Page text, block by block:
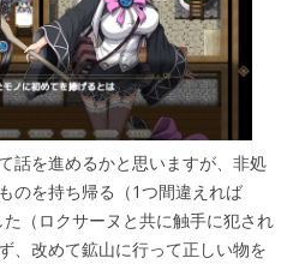
話を進めるかと思いますが、非処
のを持ち帰る（1つ間違えれば
（ロクサーヌと共に触手に犯され
、改めて鉱山に行って正しい物を